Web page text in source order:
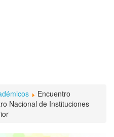
Encuentro
Nacional de Instituciones